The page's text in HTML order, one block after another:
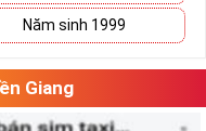
Năm sinh 1999
Giang